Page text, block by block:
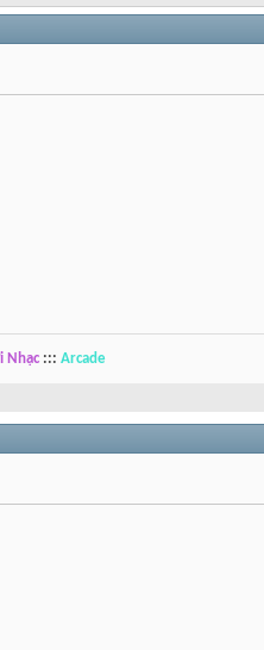
Nhạc::: Arcade